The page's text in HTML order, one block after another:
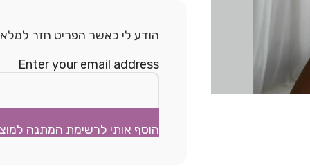
הודע לי כאשר הפריט חזר
Enter your email address
הוסף אותי לרשימת המתנה